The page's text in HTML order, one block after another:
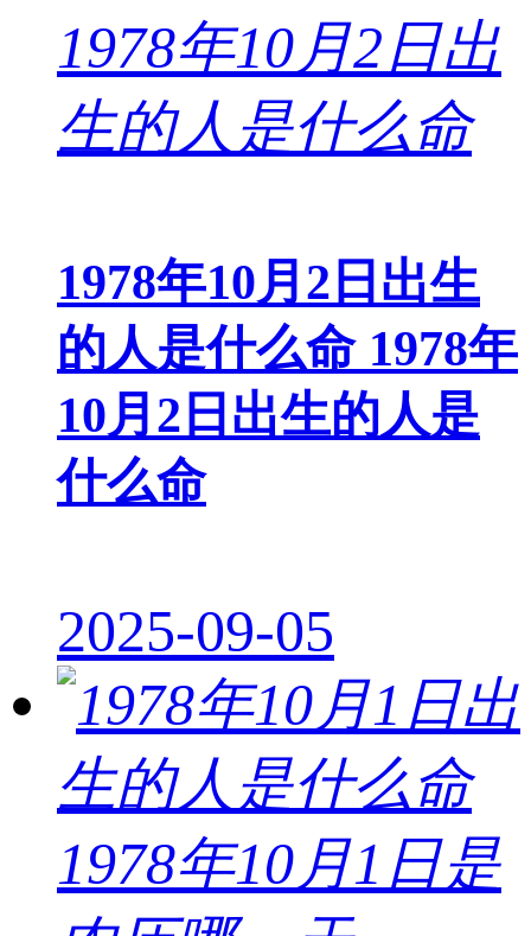
1978年10月2日出生
的人是什么命 1978年
10月2日出生的人是
什么命
2025-09-05